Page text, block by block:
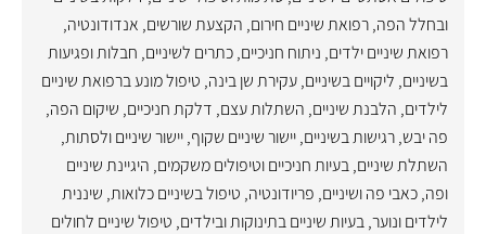
ובחלל הפה,רפואת שיניים חירום, הקצעת שורשים, אנדודונטיה,
רפואת שיניים ילדים, ניתוח חניכיים,כתרים לשיניים, חבלות ופגיעות
בשיניים, ליקויים בשיניים,עקירת שן בינה, טיפול מונע ברפואת שיניים
לילדים, הלבנת שיניים, השתלות עצם, דלקת חניכיים, שיקום הפה,
פה יבש,רגישות בשיניים,יישור שיניים שקוף,יישור שיניים ולסתות,
השתלת שיניים,בעיות חניכיים וטיפולים משקמים, היגיינת שיניים
ופה,כאבי פה ושיניים, פריודונטיה, טיפול בשיניים כלואות, שיננית
לילדים ונוער,בעיות שיניים בתינוקות ובילדים, טיפול שיניים לחולים